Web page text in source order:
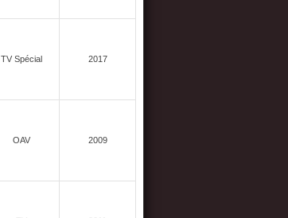
TV Spécial 2017
OAV 2009